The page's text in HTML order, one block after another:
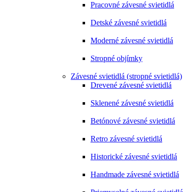
Pracovné závesné svietidlá
Detské závesné svietidlá
Moderné závesné svietidlá
Stropné objímky
Závesné svietidlá (stropné svietidlá)
Drevené závesné svietidlá
Sklenené závesné svietidlá
Betónové závesné svietidlá
Retro závesné svietidlá
Historické závesné svietidlá
Handmade závesné svietidlá